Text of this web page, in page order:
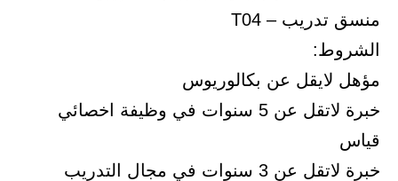
منسق تدريب – T04
الشروط:
مؤهل لايقل عن بكالوريوس
خبرة لاتقل عن 5 سنوات في وظيفة اخصائي
قياس
خبرة لاتقل عن 3 سنوات في مجال التدريب